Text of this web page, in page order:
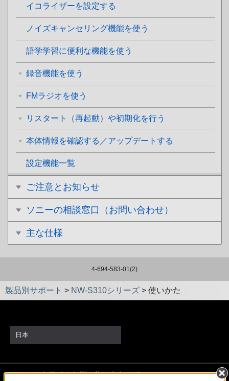
イコライザーを設定する
ノイズキャンセリング機能を使う
語学学習に便利な機能を使う
録音機能を使う
FMラジオを使う
リスタート（再起動）や初期化を行う
本体情報を確認する／アップデートする
設定機能一覧
ご注意とお知らせ
ソニーの相談窓口（お問い合わせ）
主な仕様
4-694-583-01(2)
製品別サポート > NW-S310シリーズ > 使いかた
日本
ソニーストアでのお買い物にあたって